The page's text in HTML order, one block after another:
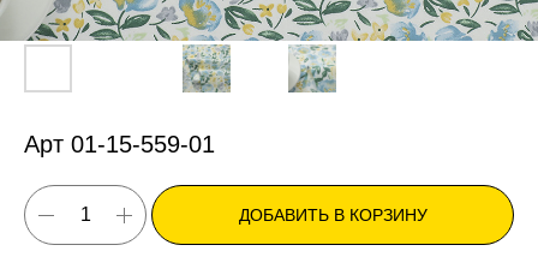
Арт 01-15-559-01
ДОБАВИТЬ В КОРЗИНУ